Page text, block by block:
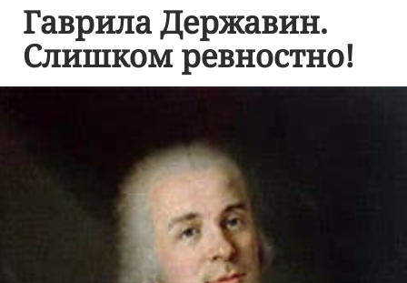
Гаврила Державин.
Слишком ревностно!